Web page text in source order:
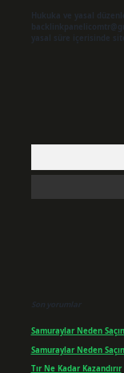
Hukuka ve yasal
yasal süre içerisinde
Son yorumlar
Samuraylar Neden
Samuraylar Neden
Tır Ne Kadar Kazandırır